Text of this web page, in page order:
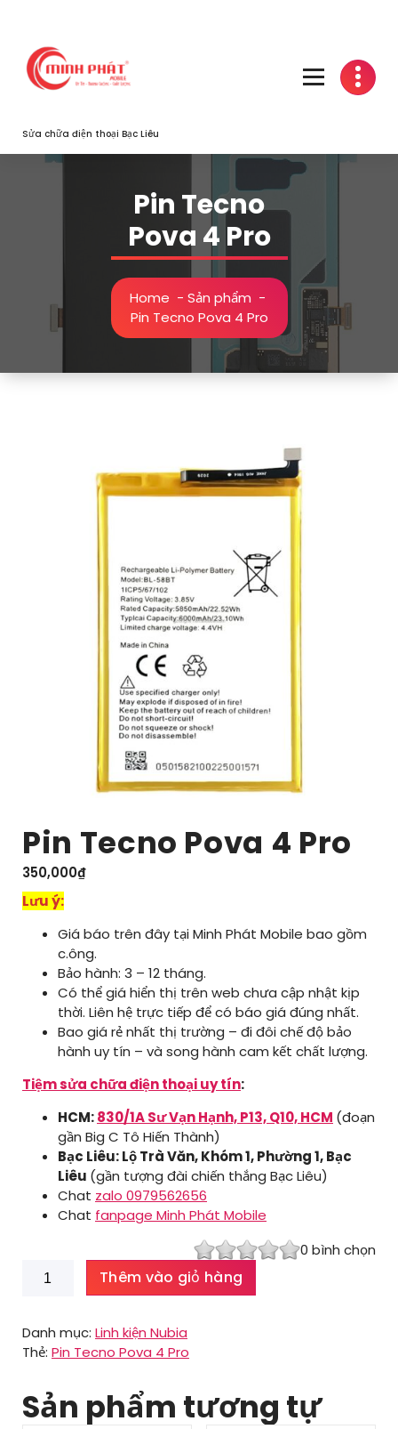
content
Sửa chữa điện thoại Bạc Liêu
Pin Tecno
Pova 4 Pro
Home - Sản phẩm -
Pin Tecno Pova 4 Pro
Pin Tecno Pova 4 Pro
350,000₫
Lưu ý:
Giá báo trên đây tại Minh Phát Mobile bao gồm
c.ông.
Bảo hành: 3 – 12 tháng.
Có thể giá hiển thị trên web chưa cập nhật kịp
thời. Liên hệ trực tiếp để có báo giá đúng nhất.
Bao giá rẻ nhất thị trường – đi đôi chế độ bảo
hành uy tín – và song hành cam kết chất lượng.
Tiệm sửa chữa điện thoại uy tín:
HCM:830/1A Sư Vạn Hạnh, P13, Q10, HCM (đoạn
gần Big C Tô Hiến Thành)
Bạc Liêu: Lộ Trà Văn, Khóm 1, Phường 1, Bạc
Liêu (gần tượng đài chiến thắng Bạc Liêu)
Chat zalo 0979562656
Chat fanpage Minh Phát Mobile
0 bình chọn
Tecno
4
Pro
Thêm vào giỏ hàng
Danh mục: Linh kiện Nubia
Thẻ: Pin Tecno Pova 4 Pro
Sản phẩm tương tự